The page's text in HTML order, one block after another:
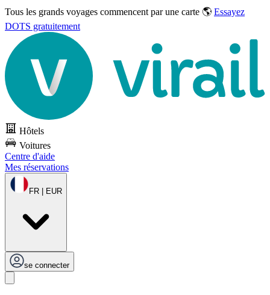
Tous les grands voyages commencent par une carte 🌎 Essayez
DOTS gratuitement
Hôtels
Voitures
Centre d'aide
Mes réservations
FR | EUR
se connecter